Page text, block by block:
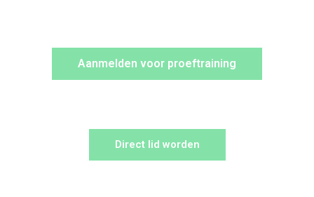
Aanmelden voor proeftraining
Direct lid worden